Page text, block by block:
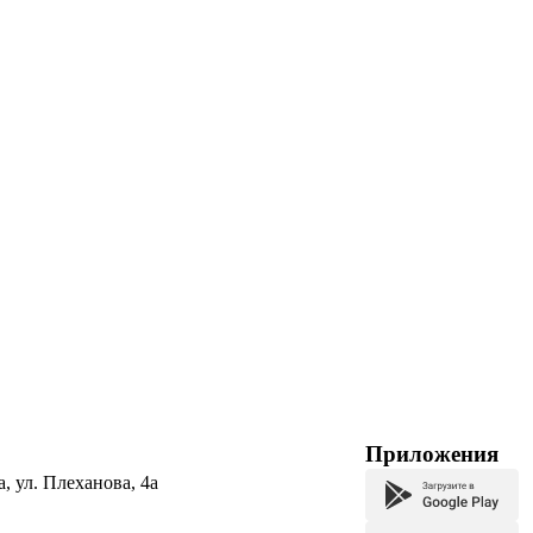
ул. Плеханова, 4а
Приложения